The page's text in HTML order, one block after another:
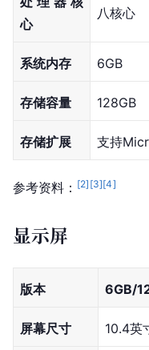
心
八核心
系统内存 6GB
存储容量 128GB
存储扩展 支持
参考资料： [2] [3][4]
显示屏
版本 6GB/
屏幕尺寸 10.4英